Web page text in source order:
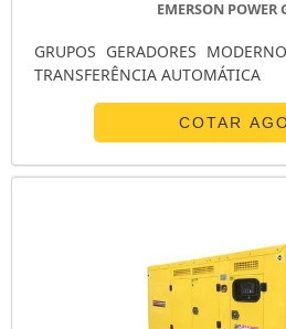
EMERSON POWER
GRUPOS GERADORES
TRANSFERÊNCIA AUTOMÁTICA
COTAR